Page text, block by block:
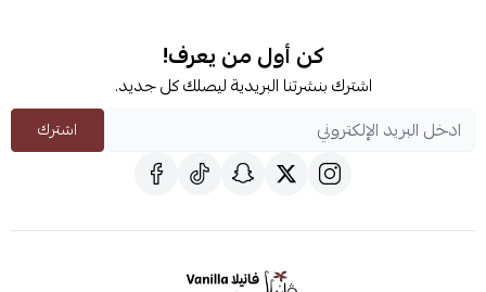
كن أول من يعرف!
اشترك بنشرتنا البريدية ليصلك كل جديد.
اشترك